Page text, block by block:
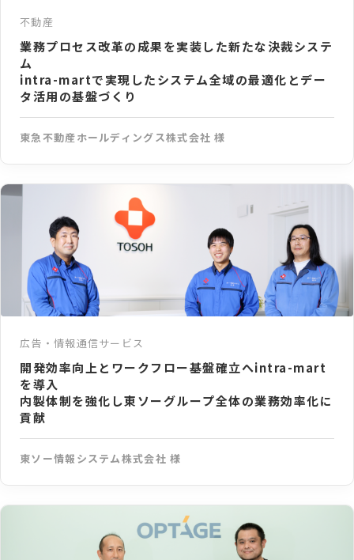
不動産
業務プロセス改革の成果を実装した新たな決裁システ
ム
intra-martで実現したシステム全域の最適化とデー
タ活用の基盤づくり
東急不動産ホールディングス株式会社 様
広告・情報通信サービス
開発効率向上とワークフロー基盤確立へintra-mart
を導入
内製体制を強化し東ソーグループ全体の業務効率化に
貢献
東ソー情報システム株式会社 様